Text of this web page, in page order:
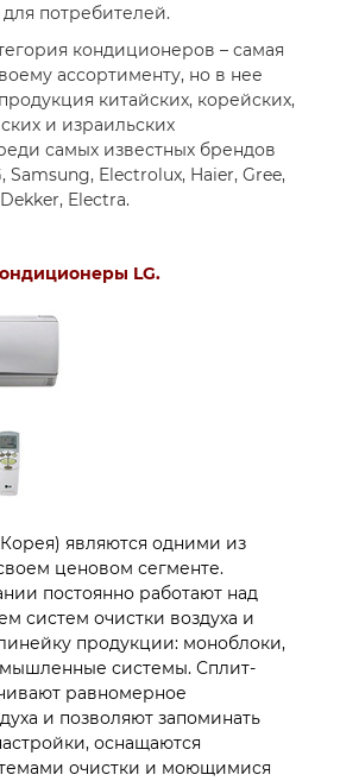
потребителей.
кондиционеров – самая
ассортименту, но в нее
китайских, корейских,
и израильских
самых известных брендов
Electrolux, Haier, Gree,
Electra.
LG.
являются одними из
ценовом сегменте.
постоянно работают над
систем очистки воздуха и
продукции: моноблоки,
системы. Сплит-
равномерное
и позволяют запоминать
оснащаются
очистки и моющимися